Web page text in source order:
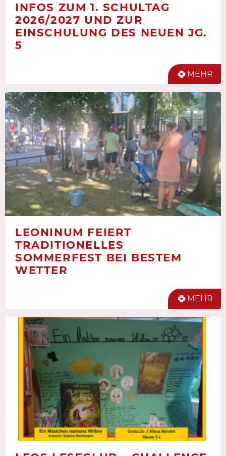
INFOS ZUM 1. SCHULTAG
2026/2027 UND ZUR
EINSCHULUNG DES NEUEN JG.
5
MEHR
LEONINUM FEIERT
TRADITIONELLES
SOMMERFEST BEI BESTEM
WETTER
MEHR